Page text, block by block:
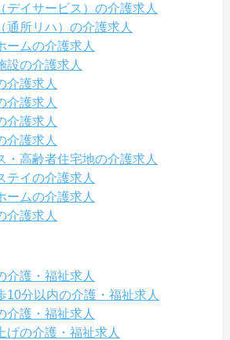
デイサービス）の介護求人
通所リハ）の介護求人
ームの介護求人
設の介護求人
介護求人
介護求人
介護求人
介護求人
・高齢者住宅地の介護求人
テイの介護求人
ームの介護求人
介護求人
介護・福祉求人
10分以内の介護・福祉求人
介護・福祉求人
げの介護・福祉求人